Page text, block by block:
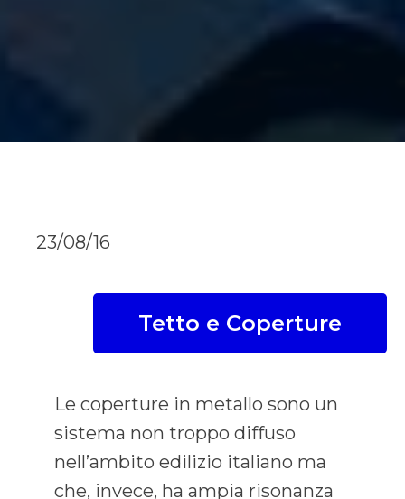
23/08/16
Tetto e Coperture
Le coperture in metallo sono un
sistema non troppo diffuso
nell’ambito edilizio italiano ma
che, invece, ha ampia risonanza